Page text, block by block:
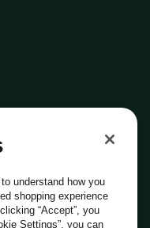
understand how you
shopping experience
“Accept”, you
Settings”, you can